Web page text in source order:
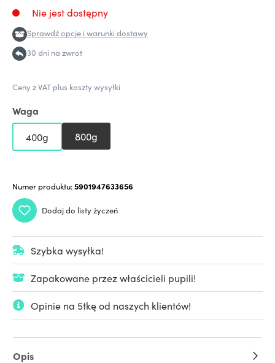
Nie jest dostępny
Sprawdź opcje i warunki dostawy
30 dni na zwrot
Ceny z VAT plus koszty wysyłki
Waga
400g
800g
Numer produktu:5901947633656
Dodaj do listy życzeń
Szybka wysyłka!
Zapakowane przez właścicieli pupili!
Opinie na 5tkę od naszych klientów!
Opis